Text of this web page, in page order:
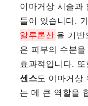
이마거상 시술과
들이 있습니다.
알루론산 을 기반
은 피부의 수분
효과적입니다. 또
센스도 이마거상
는 데 큰 역할을